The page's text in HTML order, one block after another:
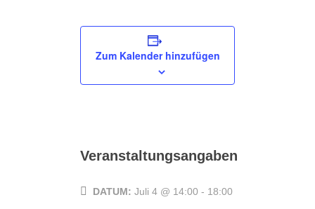
Zum Kalender hinzufügen
Veranstaltungsangaben
DATUM: Juli 4 @ 14:00 - 18:00